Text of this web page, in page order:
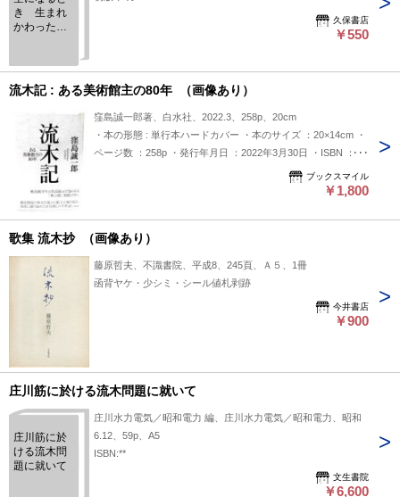
き 生まれ
かわった流
久保書店
￥550
流木記 : ある美術館主の80年 （画像あり）
窪島誠一郎著、白水社、2022.3、258p、20cm
・本の形態 : 単行本ハードカバー ・本のサイズ ：20×14cm ・
ページ数 ：258p ・発行年月日 ：2022年3月30日 ・ISBN ：
ブックスマイル
￥1,800
歌集 流木抄 （画像あり）
藤原哲夫、不識書院、平成8、245頁、Ａ５、1冊
函背ヤケ・少シミ・シール値札剥跡
今井書店
￥900
庄川筋に於ける流木問題に就いて
庄川筋に於
ける流木問
題に就いて
庄川水力電気／昭和電力 編、庄川水力電気／昭和電力、昭和
6.12、59p、A5
ISBN:**
文生書院
￥6,600